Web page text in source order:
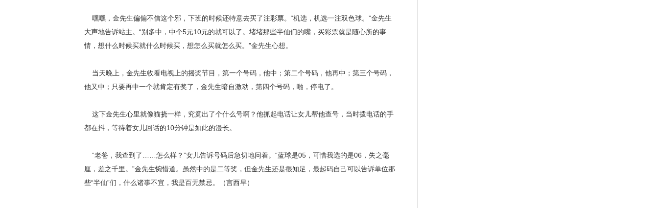
嘿嘿，金先生偏偏不信这个邪，下班的时候还特意去买了注彩票。“机选，机选一注双色球。”金先生
大声地告诉站主。“别多中，中个5元10元的就可以了。堵堵那些半仙们的嘴，买彩票就是随心所的事
情，想什么时候买就什么时候买，想怎么买就怎么买。”金先生心想。
当天晚上，金先生收看电视上的摇奖节目，第一个号码，他中；第二个号码，他再中；第三个号码，
他又中；只要再中一个就肯定有奖了，金先生暗自激动，第四个号码，啪，停电了。
这下金先生心里就像猫挠一样，究竟出了个什么号啊？他抓起电话让女儿帮他查号，当时拨电话的手
都在抖，等待着女儿回话的10分钟是如此的漫长。
“老爸，我查到了……怎么样？”女儿告诉号码后急切地问着。“蓝球是05，可惜我选的是06，失之毫
厘，差之千里。”金先生惋惜道。虽然中的是二等奖，但金先生还是很知足，最起码自己可以告诉单位那
些“半仙”们，什么诸事不宜，我是百无禁忌。（言西早）